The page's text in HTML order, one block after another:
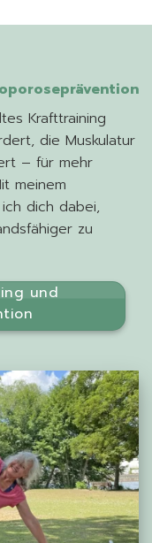
Krafttraining
die Muskulatur
– für mehr
meinem
dich dabei,
zu
und